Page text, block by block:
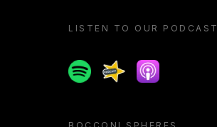
LISTEN TO OUR PODCAST
SpotifySpreakerApple podcast